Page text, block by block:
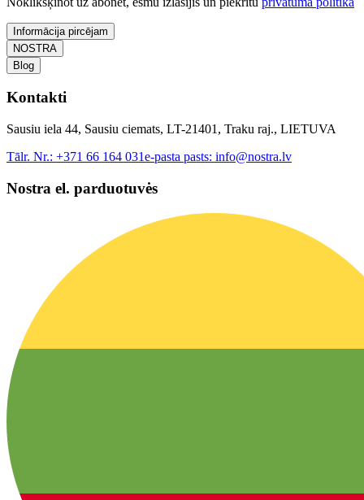
Informācija pircējam
NOSTRA
Blog
Kontakti
Sausiu iela 44, Sausiu ciemats, LT-21401, Traku raj., LIETUVA
Tālr. Nr.: +371 66 164 031e-pasta pasts: info@nostra.lv
Nostra el. parduotuvės